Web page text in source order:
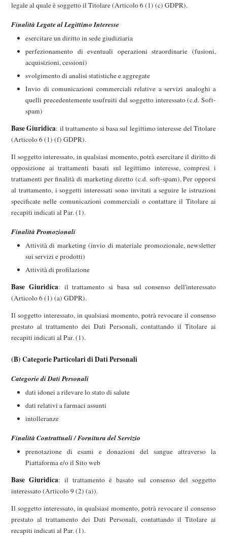
legale al quale è soggetto il Titolare (Articolo 6 (1) (c) GDPR).
Finalità Legate al Legittimo Interesse
esercitare un diritto in sede giudiziaria
perfezionamento di eventuali operazioni straordinarie (fusioni,
acquisizioni, cessioni)
svolgimento di analisi statistiche e aggregate
Invio di comunicazioni commerciali relative a servizi analoghi a
quelli precedentemente usufruiti dal soggetto interessato (c.d. Soft-
spam)
Base Giuridica: il trattamento si basa sul legittimo interesse del Titolare
(Articolo 6 (1) (f) GDPR).
Il soggetto interessato, in qualsiasi momento, potrà esercitare il diritto di
opposizione ai trattamenti basati sul legittimo interesse, compresi i
trattamenti per finalità di marketing diretto (c.d. soft-spam). Per opporsi
al trattamento, i soggetti interessati sono invitati a seguire le istruzioni
specificate nelle comunicazioni commerciali o contattare il Titolare ai
recapiti indicati al Par. (1).
Finalità Promozionali
Attività di marketing (invio di materiale promozionale, newsletter
sui servizi e prodotti)
Attività di profilazione
Base Giuridica: il trattamento si basa sul consenso dell'interessato
(Articolo 6 (1) (a) GDPR).
Il soggetto interessato, in qualsiasi momento, potrà revocare il consenso
prestato al trattamento dei Dati Personali, contattando il Titolare ai
recapiti indicati al Par. (1).
(B) Categorie Particolari di Dati Personali
Categorie di Dati Personali
dati idonei a rilevare lo stato di salute
dati relativi a farmaci assunti
intolleranze
Finalità Contrattuali / Fornitura del Servizio
prenotazione di esami e donazioni del sangue attraverso la
Piattaforma e/o il Sito web
Base Giuridica: il trattamento è basato sul consenso del soggetto
interessato (Articolo 9 (2) (a)).
Il soggetto interessato, in qualsiasi momento, potrà revocare il consenso
prestato al trattamento dei Dati Personali, contattando il Titolare ai
recapiti indicati al Par. (1).